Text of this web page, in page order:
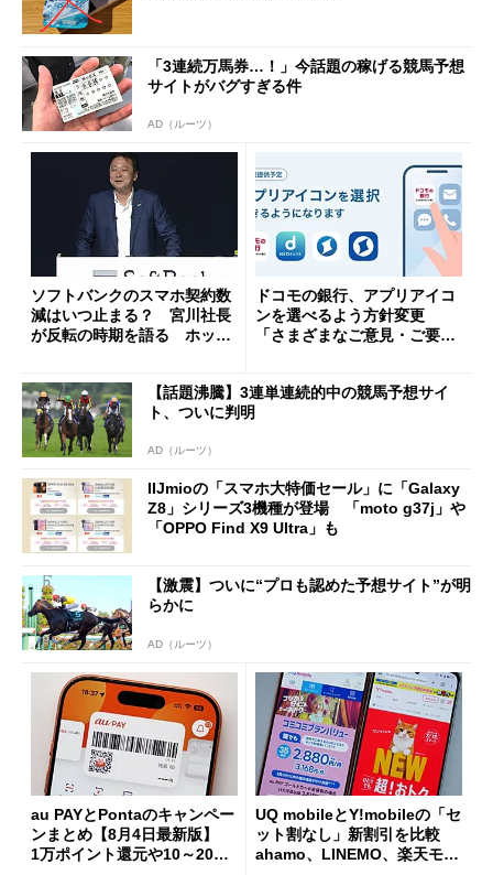
「3連続万馬券…！」今話題の稼げる競馬予想
サイトがバグすぎる件
AD（ルーツ）
ソフトバンクのスマホ契約数
減はいつ止まる？ 宮川社長
が反転の時期を語る ホッピ
ドコモの銀行、アプリアイコ
ンを選べるよう方針変更
「さまざまなご意見・ご要望
【話題沸騰】3連単連続的中の競馬予想サイ
ト、ついに判明
AD（ルーツ）
IIJmioの「スマホ大特価セール」に「Galaxy
Z8」シリーズ3機種が登場 「moto g37j」や
「OPPO Find X9 Ultra」も
【激震】ついに“プロも認めた予想サイト”が明
らかに
AD（ルーツ）
au PAYとPontaのキャンペー
ンまとめ【8月4日最新版】
1万ポイント還元や10～20％
UQ mobileとY!mobileの「セ
ット割なし」新割引を比較
ahamo、LINEMO、楽天モバ